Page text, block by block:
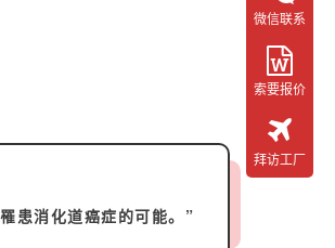
患消化道癌症的可能。”
微信联系
索要报价
拜访工厂